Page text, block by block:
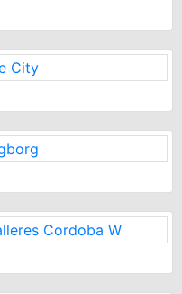
City
Cordoba W